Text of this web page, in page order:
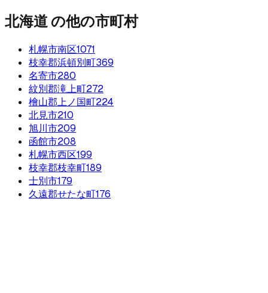
北海道の他の市町村
札幌市南区1071
枝幸郡浜頓別町369
名寄市280
紋別郡滝上町272
檜山郡上ノ国町224
北見市210
旭川市209
函館市208
札幌市西区199
枝幸郡枝幸町189
士別市179
久遠郡せたな町176